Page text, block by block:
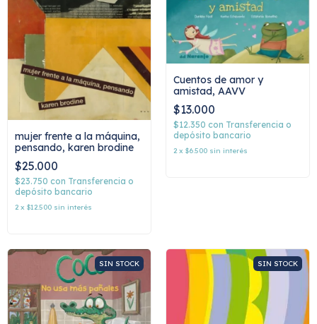
mujer frente a la máquina,
pensando, karen brodine
$25.000
$23.750 con Transferencia o
depósito bancario
2 x $12.500 sin interés
Cuentos de amor y
amistad, AAVV
$13.000
$12.350 con Transferencia o
depósito bancario
2 x $6.500 sin interés
SIN STOCK SIN STOCK